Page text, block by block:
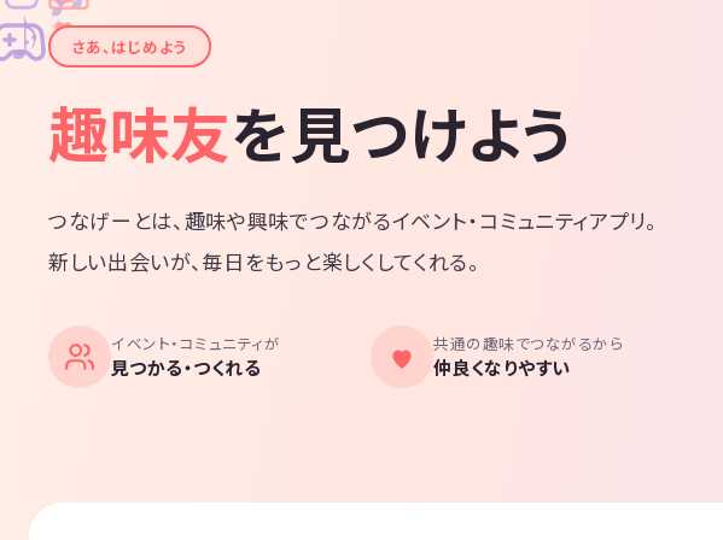
✦
✧
♪ さあ、はじめよう
趣味友を見つけよう
つなげーとは、趣味や興味でつながるイベント・コミュニティアプリ。
新しい出会いが、毎日をもっと楽しくしてくれる。
イベント・コミュニティが
見つかる・つくれる
共通の趣味でつながるから
仲良くなりやすい